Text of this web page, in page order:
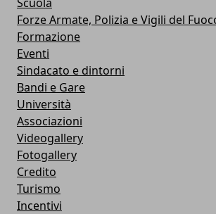
Forze Armate, Polizia e Vigili del
Formazione
Eventi
Sindacato e dintorni
Bandi e Gare
Università
Associazioni
Videogallery
Fotogallery
Credito
Turismo
Incentivi